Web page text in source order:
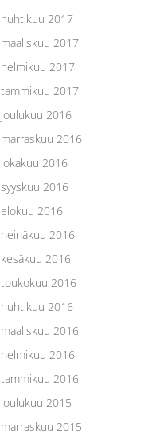
huhtikuu 2017
maaliskuu 2017
helmikuu 2017
tammikuu 2017
joulukuu 2016
marraskuu 2016
lokakuu 2016
syyskuu 2016
elokuu 2016
heinäkuu 2016
kesäkuu 2016
toukokuu 2016
huhtikuu 2016
maaliskuu 2016
helmikuu 2016
tammikuu 2016
joulukuu 2015
marraskuu 2015